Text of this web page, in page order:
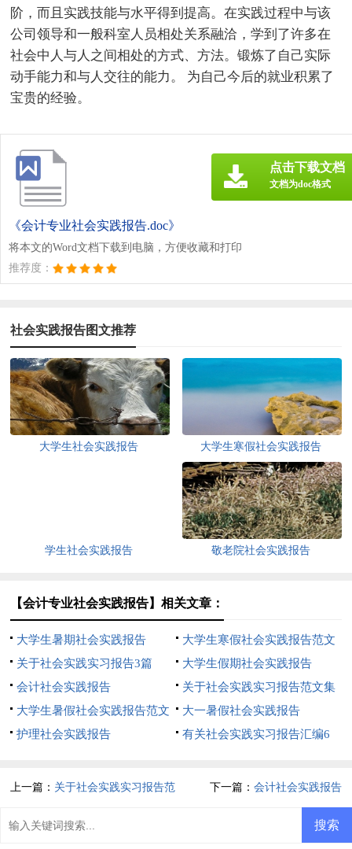
阶，而且实践技能与水平得到提高。在实践过程中与该
公司领导和一般科室人员相处关系融洽，学到了许多在
社会中人与人之间相处的方式、方法。锻炼了自己实际
动手能力和与人交往的能力。 为自己今后的就业积累了
宝贵的经验。
《会计专业社会实践报告.doc》
将本文的Word文档下载到电脑，方便收藏和打印
推荐度：
点击下载文档
文档为doc格式
社会实践报告图文推荐
大学生社会实践报告 大学生寒假社会实践报告
学生社会实践报告 敬老院社会实践报告
【会计专业社会实践报告】相关文章：
大学生暑期社会实践报告
大学生寒假社会实践报告范文
关于社会实践实习报告3篇
大学生假期社会实践报告
会计社会实践报告
关于社会实践实习报告范文集
合6篇
大学生暑假社会实践报告范文
大一暑假社会实践报告
护理社会实践报告
有关社会实践实习报告汇编6
上一篇： 关于社会实践实习报告范 下一篇： 会计社会实践报告